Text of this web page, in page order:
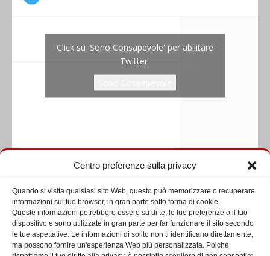
Centro preferenze sulla privacy
Quando si visita qualsiasi sito Web, questo può memorizzare o recuperare
informazioni sul tuo browser, in gran parte sotto forma di cookie.
Queste informazioni potrebbero essere su di te, le tue preferenze o il tuo
dispositivo e sono utilizzate in gran parte per far funzionare il sito secondo
le tue aspettative. Le informazioni di solito non ti identificano direttamente,
ma possono fornire un'esperienza Web più personalizzata. Poiché
Tweets by diaconatoromano
Click su 'Sono Consapevole' per abilitare
Twitter